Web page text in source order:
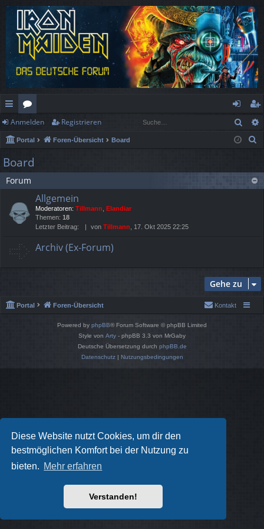
Diese Website nutzt Cookies, um dir den
bestmöglichen Komfort bei der Nutzung zu
bieten. Mehr erfahren
Verstanden!
ch
ne
llz
ug
or
en
n
m
eg
ist
re
Anmelden Registrieren
Portal Foren-Übersicht Board
e
Board
Forum
Allgemein
Moderatoren: Tillmann Elandiar
Themen: 18
Letzter Beitrag:
von Tillmann , 17. Okt 2025 22:25
Archiv (Ex-Forum)
Gehe zu
Portal Foren-Übersicht Kontakt
Powered by phpBB® Forum Software © phpBB Limited
Style von Arty - phpBB 3.3 von MrGaby
Deutsche Übersetzung durch phpBB.de
Datenschutz| Nutzungsbedingungen